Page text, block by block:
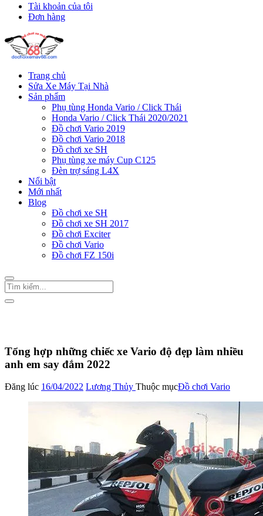
Tài khoản của tôi
Đơn hàng
Trang chủ
Sửa Xe Máy Tại Nhà
Sản phẩm
Phụ tùng Honda Vario / Click Thái
Honda Vario / Click Thái 2020/2021
Đồ chơi Vario 2019
Đồ chơi Vario 2018
Đồ chơi xe SH
Phụ tùng xe máy Cup C125
Đèn trợ sáng L4X
Nổi bật
Mới nhất
Blog
Đồ chơi xe SH
Đồ chơi xe SH 2017
Đồ chơi Exciter
Đồ chơi Vario
Đồ chơi FZ 150i
Tổng hợp những chiếc xe Vario độ đẹp làm nhiều
anh em say đắm 2022
Đăng lúc 16/04/2022 Lương Thủy Thuộc mụcĐồ chơi Vario